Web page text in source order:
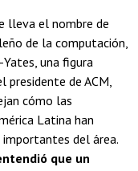
lleva el nombre de
de la computación,
una figura
presidente de ACM,
cómo las
Latina han
del área.
que un